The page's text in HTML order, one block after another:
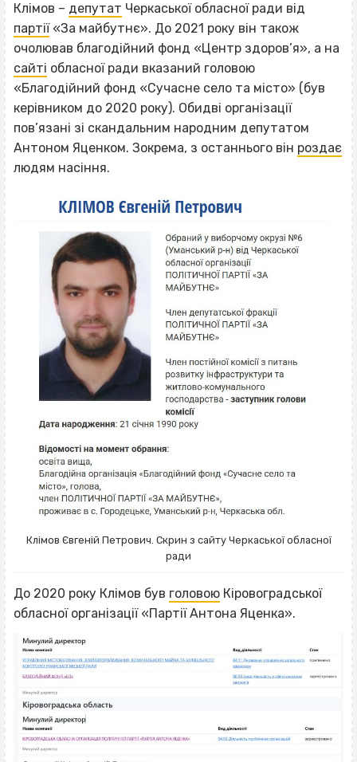
Клімов – депутат Черкаської обласної ради від
партії«За майбутнє». До 2021 року він також
очолював благодійний фонд «Центр здоров’я», а на
сайті обласної ради вказаний головою
«Благодійний фонд «Сучасне село та місто» (був
керівником до 2020 року). Обидві організації
пов’язані зі скандальним народним депутатом
Антоном Яценком. Зокрема, з останнього він роздає
людям насіння.
Клімов Євгеній Петрович. Скрин з сайту Черкаської обласної
ради
До 2020 року Клімов був головою Кіровоградської
обласної організації «Партії Антона Яценка».